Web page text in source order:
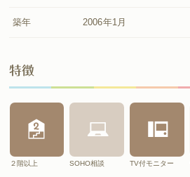
築年 2006年1月
特徴
２階以上 SOHO相談 TV付モニター